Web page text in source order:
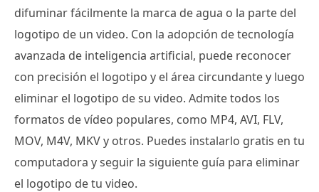
difuminar fácilmente la marca de agua o la parte del
logotipo de un video. Con la adopción de tecnología
avanzada de inteligencia artificial, puede reconocer
con precisión el logotipo y el área circundante y luego
eliminar el logotipo de su video. Admite todos los
formatos de vídeo populares, como MP4, AVI, FLV,
MOV, M4V, MKV y otros. Puedes instalarlo gratis en tu
computadora y seguir la siguiente guía para eliminar
el logotipo de tu video.